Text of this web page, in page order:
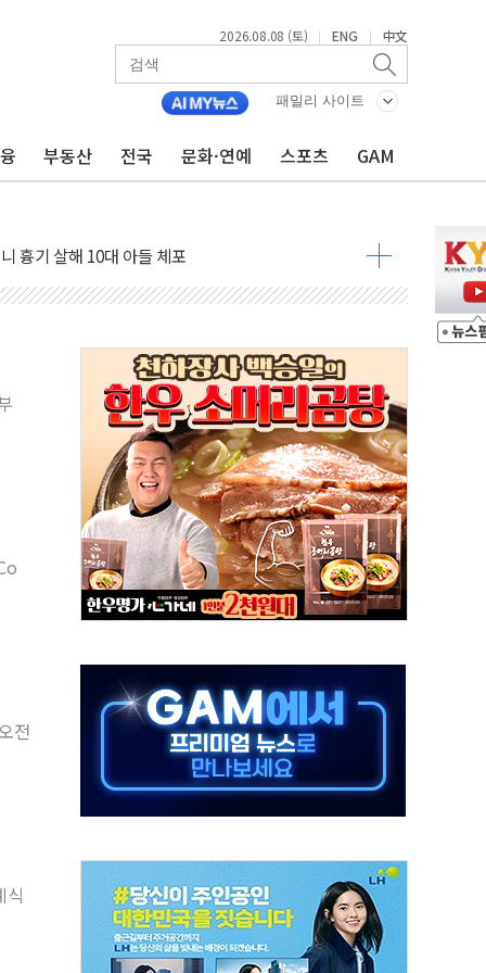
2026.08.08 (토) | ENG | 中文
패밀리 사이트
부동산 전국 문화·연예 스포츠 GAM
기림의 날 참석..."국제적 시민 연대로 목소리 내야"
질 중 실종 60대 나흘만에 숨진 채 발견
뻔' 받아친 정청래…제주 연설서 신경전 고조
토 지시…與 "적극 환영"·野 "졸속 국정"
망 23명…정부, 비상대응기구 가동
수도 베이징도 부동산 규제 철폐
상승으로 피서객 7명 고립…전원 구조
멍' 운영…페르세우스 유성우 관측
간당 50mm 이상 폭우…호우경보 발효
숨져…온열질환 여부 조사
시험 오전 집중 편성…체감온도 38도 넘으면 중단
기 방지법' 전면 재검토 지시
간당 20~30mm 강한 비...가뭄 해소될 듯
토, 민주당 스스로 원칙 뒤집는 것"
청주·진천 35도, 곳곳 소나기
공소청 출범…피해자들 '범죄 사각지대' 우려
보안 새판 짠다…'자율규제단체' 타진
전
식